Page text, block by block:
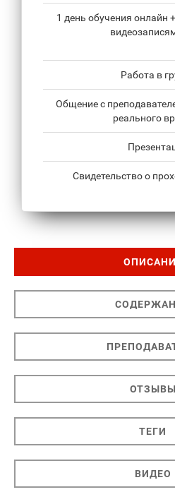
1 день обучения онлайн
Работа в
Общение с
реального
Свидетельство о
ОТЗЫВЫ
ТЕГИ
ВИДЕО